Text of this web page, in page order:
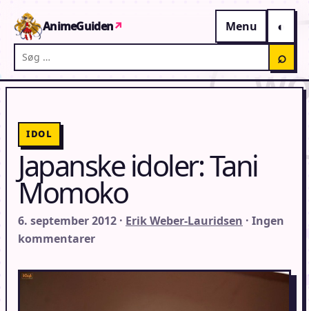
AnimeGuiden↗
Menu
Søg på AnimeGuiden
⌕
IDOL
Japanske idoler: Tani
Momoko
6. september 2012 · Erik Weber-Lauridsen · Ingen
kommentarer